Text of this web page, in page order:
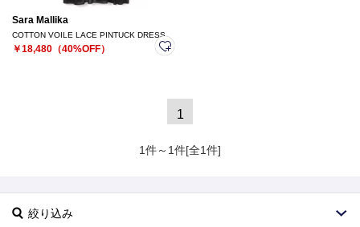
Sara Mallika
COTTON VOILE LACE PINTUCK DRESS
￥18,480（40%OFF）
1
1件～1件[全1件]
絞り込み